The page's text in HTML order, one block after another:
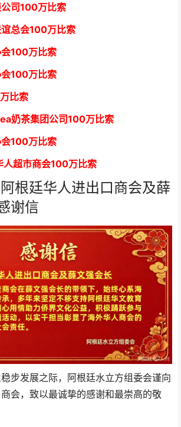
司100万比索
总会100万比索
100万比索
100万比索
比索
奶茶集团公司100万比索
100万比索
人超市商会100万比索
根廷华人进出口商会及薛
谢信
步发展之际，阿根廷水立方组委会谨向
会，致以最诚挚的感谢和最崇高的敬